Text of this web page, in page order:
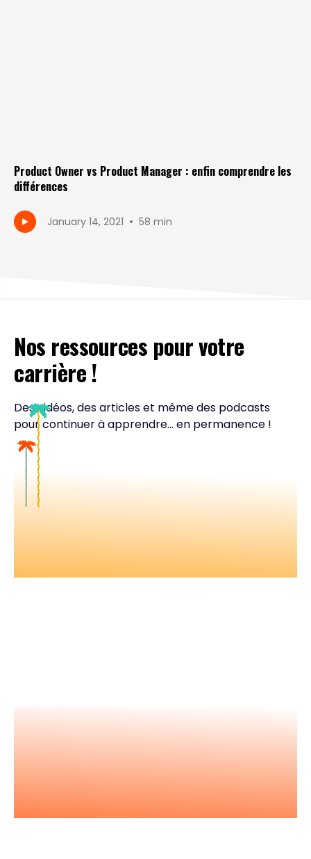
Product Owner vs Product Manager : enfin comprendre les
différences
January 14, 2021 • 58 min
Nos ressources pour votre
carrière !
Des vidéos, des articles et même des podcasts
pour continuer à apprendre... en permanence !